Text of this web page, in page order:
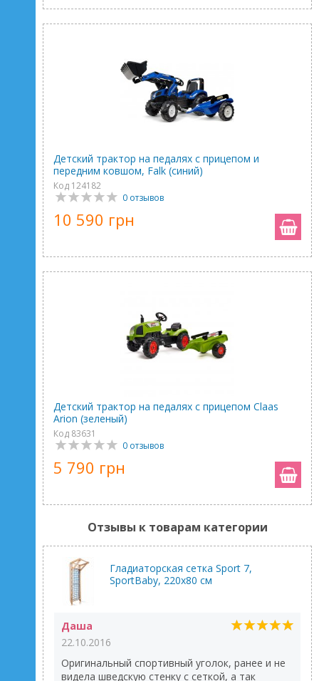
Детский трактор на педалях с прицепом и
передним ковшом, Falk (синий)
Код 124182
0 отзывов
10 590 грн
Детский трактор на педалях с прицепом Claas
Arion (зеленый)
Код 83631
0 отзывов
5 790 грн
Отзывы к товарам категории
Гладиаторская сетка Sport 7,
SportBaby, 220х80 см
Даша
22.10.2016
Оригинальный спортивный уголок, ранее и не
видела шведскую стенку с сеткой, а так